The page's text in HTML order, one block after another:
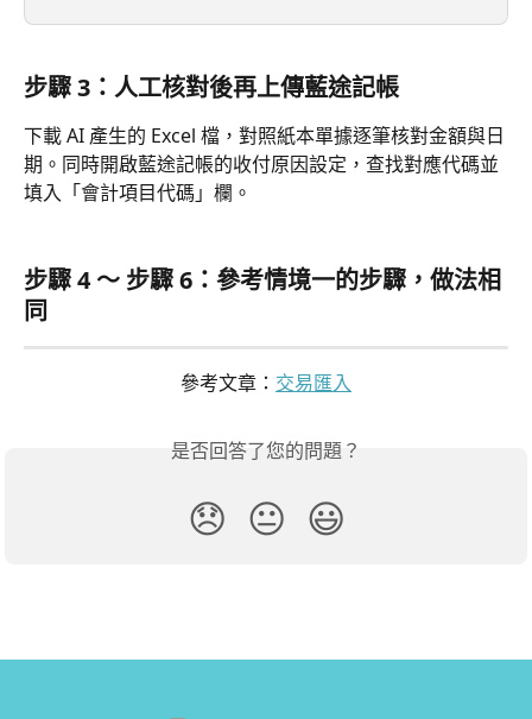
步驟 3：人工核對後再上傳藍途記帳
下載 AI 產生的 Excel 檔，對照紙本單據逐筆核對金額與日
期。同時開啟藍途記帳的收付原因設定，查找對應代碼並
填入「會計項目代碼」欄。
步驟 4 ～ 步驟 6：參考情境一的步驟，做法相
同
參考文章： 交易匯入
是否回答了您的問題？
😞 😐 😃